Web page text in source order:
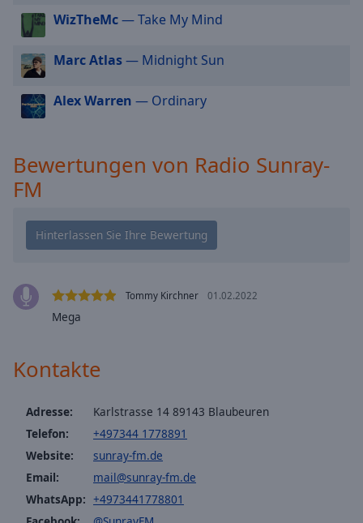
modal
window.
Beginning
dialog
window.
will
cancel
and
window.
Text
Color
Background
Color
Opacity
WizTheMc— Take My Mind
Marc Atlas— Midnight Sun
Alex Warren — Ordinary
Bewertungen von Radio Sunray-
FM
Tommy Kirchner 01.02.2022
Mega
Kontakte
Adresse:
Karlstrasse 14 89143 Blaubeuren
Telefon:
+497344 1778891
Website:
sunray-fm.de
Email:
mail@sunray-fm.de
WhatsApp: +4973441778801